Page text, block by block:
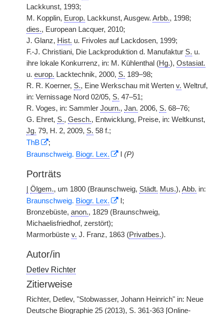
Lackkunst, 1993;
M. Kopplin, Europ. Lackkunst, Ausgew. Arbb., 1998;
dies., European Lacquer, 2010;
J. Glanz, Hist. u. Frivoles auf Lackdosen, 1999;
F.-J. Christiani, Die Lackproduktion d. Manufaktur S. u.
ihre lokale Konkurrenz, in: M. Kühlenthal (Hg.), Ostasiat.
u. europ. Lacktechnik, 2000, S. 189–98;
R. R. Koerner, S., Eine Werkschau mit Werten v. Weltruf,
in: Vernissage Nord 02/05, S. 47–51;
R. Voges, in: Sammler Journ., Jan. 2006, S. 68–76;
G. Ehret, S., Gesch., Entwicklung, Preise, in: Weltkunst,
Jg. 79, H. 2, 2009, S. 58 f.;
ThB
;
Braunschweig. Biogr. Lex. (P)
Porträts
Ölgem., um 1800 (Braunschweig, Städt. Mus.), Abb. in:
Braunschweig. Biogr. Lex.
I;
Bronzebüste, anon., 1829 (Braunschweig,
Michaelisfriedhof, zerstört);
Marmorbüste v. J. Franz, 1863 (Privatbes.).
Autor/in
Detlev Richter
Zitierweise
Richter, Detlev, "Stobwasser, Johann Heinrich" in: Neue
Deutsche Biographie 25 (2013), S. 361-363 [Online-